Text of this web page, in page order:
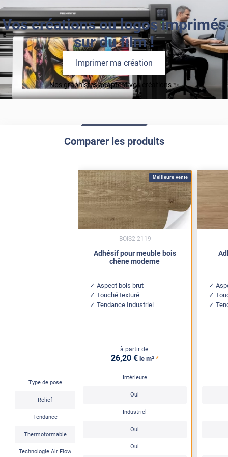
Vos créations ou logos imprimés
sur du film !
Imprimer ma création
Nos graphistes adaptent vos créations ✨
Comparer les produits
Type de pose
Relief
Tendance
Thermoformable
Technologie Air Flow
Meilleure vente
Adhésif pour meuble bois
chêne moderne
Aspect bois brut
Touché texturé
Tendance Industriel
à partir de
26,20 € le m² *
Intérieure
Oui
Industriel
Oui
Oui
BOIS2-2119